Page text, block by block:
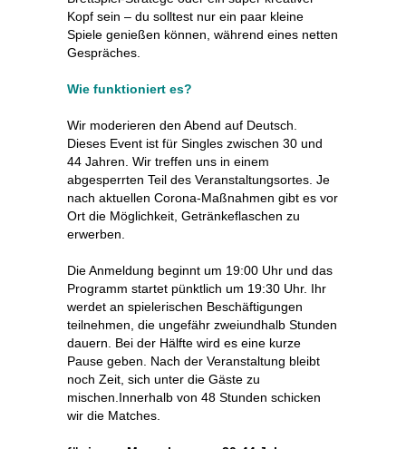
Kopf sein – du solltest nur ein paar kleine
Spiele genießen können, während eines netten
Gespräches.
Wie funktioniert es?
Wir moderieren den Abend auf Deutsch.
Dieses Event ist für Singles zwischen 30 und
44 Jahren. Wir treffen uns in einem
abgesperrten Teil des Veranstaltungsortes. Je
nach aktuellen Corona-Maßnahmen gibt es vor
Ort die Möglichkeit, Getränkeflaschen zu
erwerben.
Die Anmeldung beginnt um 19:00 Uhr und das
Programm startet pünktlich um 19:30 Uhr. Ihr
werdet an spielerischen Beschäftigungen
teilnehmen, die ungefähr zweiundhalb Stunden
dauern. Bei der Hälfte wird es eine kurze
Pause geben. Nach der Veranstaltung bleibt
noch Zeit, sich unter die Gäste zu
mischen.Innerhalb von 48 Stunden schicken
wir die Matches.